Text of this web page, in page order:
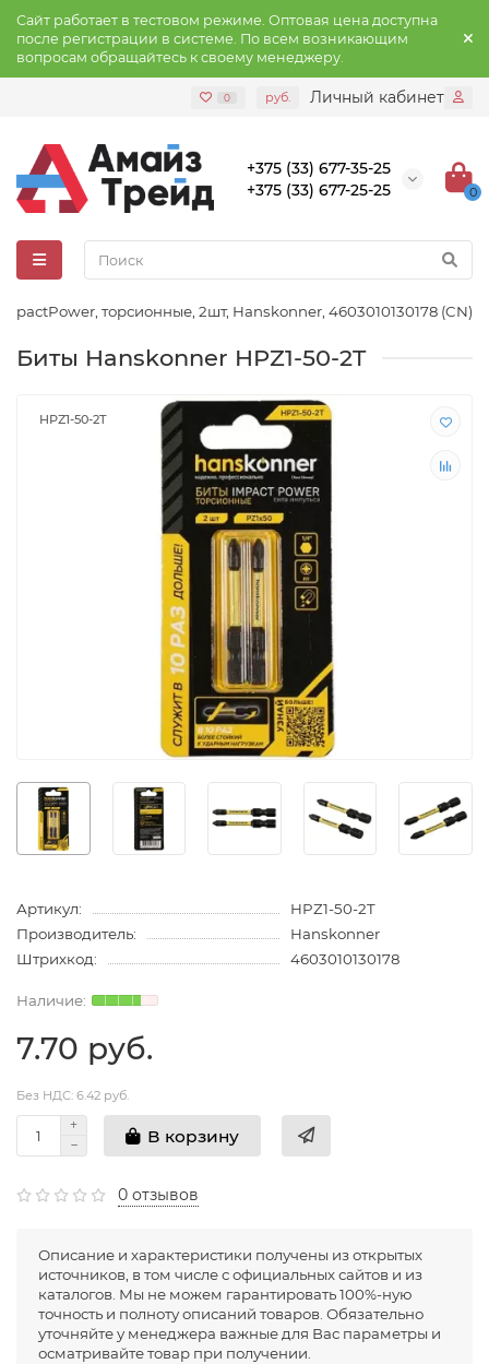
Сайт работает в тестовом режиме. Оптовая цена доступна
после регистрации в системе. По всем возникающим
вопросам обращайтесь к своему менеджеру.
0 руб. Личный кабинет
+375 (33) 677-35-25
+375 (33) 677-25-25
0
торсионные, 2шт, Hanskonner, 4603010130178 (CN)
Биты Hanskonner HPZ1-50-2T
HPZ1-50-2T
Артикул:
HPZ1-50-2T
Производитель:
Hanskonner
Штрихкод:
4603010130178
7.70 руб.
Без НДС: 6.42 руб.
В корзину
0 отзывов
Описание и характеристики получены из открытых
источников, в том числе с официальных сайтов и из
каталогов. Мы не можем гарантировать 100%-ную
точность и полноту описаний товаров. Обязательно
уточняйте у менеджера важные для Вас параметры и
осматривайте товар при получении.